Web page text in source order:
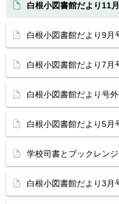
白根小図書館だより11
白根小図書館だより9月
白根小図書館だより7月
白根小図書館だより号外
白根小図書館だより5月
学校司書とブックレン
白根小図書館だより3月